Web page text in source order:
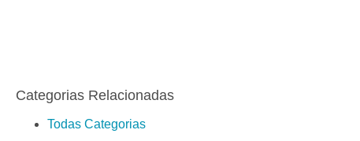
Categorias Relacionadas
Todas Categorias